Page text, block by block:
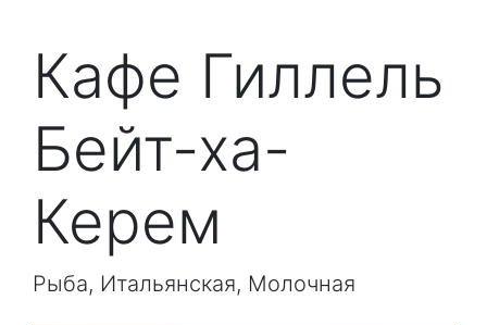
Кафе Гиллель
Бейт-ха-
Керем
Рыба, Итальянская, Молочная